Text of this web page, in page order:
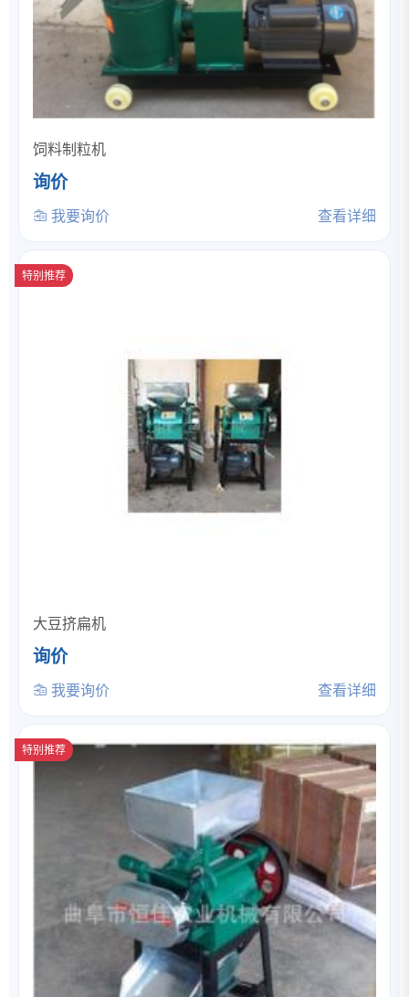
饲料制粒机
询价
我要询价 查看详细
特别推荐
大豆挤扁机
询价
我要询价 查看详细
特别推荐